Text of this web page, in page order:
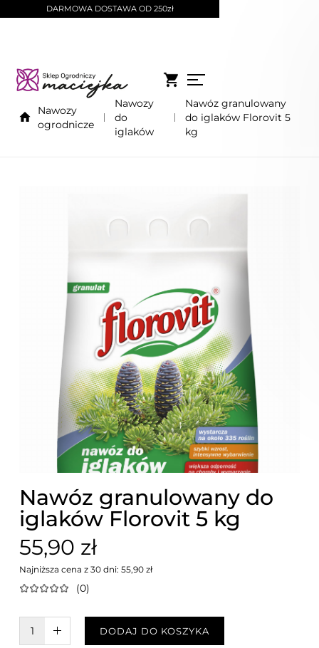
DARMOWA DOSTAWA OD 250zł
Nawozy
ogrodnicze
Nawozy
do
iglaków
Nawóz granulowany
do iglaków Florovit 5
kg
Nawóz granulowany do
iglaków Florovit 5 kg
55,90 zł
Najniższa cena z 30 dni: 55,90 zł
(0)
W KOSZYKU :)DODAJ DO KOSZYKA